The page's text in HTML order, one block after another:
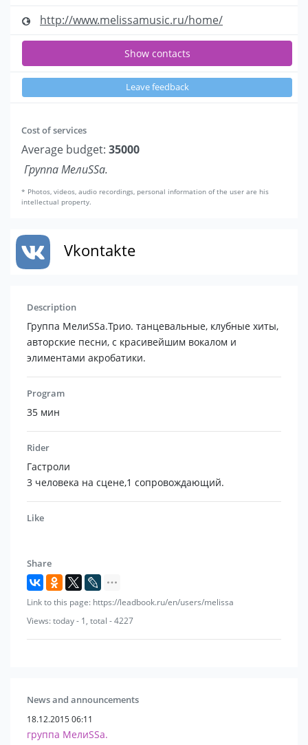
http://www.melissamusic.ru/home/
Show contacts
Leave feedback
Cost of services
Average budget: 35000
Группа МелиSSa.
* Photos, videos, audio recordings, personal information of the user are his
intellectual property.
Vkontakte
Description
Группа МелиSSa.Трио. танцевальные, клубные хиты,
авторские песни, с красивейшим вокалом и
элиментами акробатики.
Program
35 мин
Rider
Гастроли
3 человека на сцене,1 сопровождающий.
Like
Share
Link to this page: https://leadbook.ru/en/users/melissa
Views: today - 1, total - 4227
News and announcements
18.12.2015 06:11
группа МелиSSa.